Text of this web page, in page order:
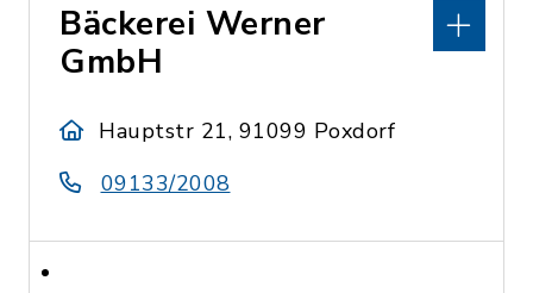
Bäckerei Werner
GmbH
Hauptstr 21, 91099 Poxdorf
09133/2008